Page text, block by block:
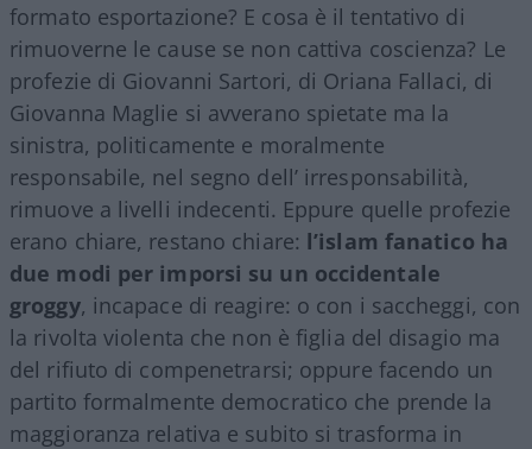
formato esportazione? E cosa è il tentativo di
rimuoverne le cause se non cattiva coscienza? Le
profezie di Giovanni Sartori, di Oriana Fallaci, di
Giovanna Maglie si avverano spietate ma la
sinistra, politicamente e moralmente
responsabile, nel segno dell’ irresponsabilità,
rimuove a livelli indecenti. Eppure quelle profezie
erano chiare, restano chiare: l’islam fanatico ha
due modi per imporsi su un occidentale
groggy, incapace di reagire: o con i saccheggi, con
la rivolta violenta che non è figlia del disagio ma
del rifiuto di compenetrarsi; oppure facendo un
partito formalmente democratico che prende la
maggioranza relativa e subito si trasforma in